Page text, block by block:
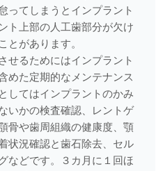
ってしまうとインプラント
ト上部の人工歯部分が欠け
とがあります。
せるためにはインプラント
めた定期的なメンテナンス
してはインプラントのかみ
いかの検査確認、レントゲ
骨や歯周組織の健康度、顎
状況確認と歯石除去、セル
などです。３カ月に１回ほ